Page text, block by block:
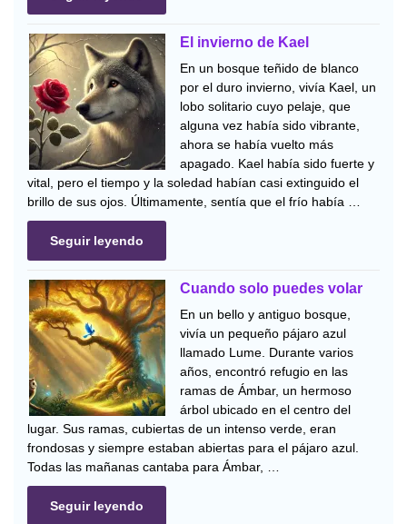
El invierno de Kael
En un bosque teñido de blanco
por el duro invierno, vivía Kael, un
lobo solitario cuyo pelaje, que
alguna vez había sido vibrante,
ahora se había vuelto más
apagado. Kael había sido fuerte y
vital, pero el tiempo y la soledad habían casi extinguido el
brillo de sus ojos. Últimamente, sentía que el frío había …
Seguir leyendo
Cuando solo puedes volar
En un bello y antiguo bosque,
vivía un pequeño pájaro azul
llamado Lume. Durante varios
años, encontró refugio en las
ramas de Ámbar, un hermoso
árbol ubicado en el centro del
lugar. Sus ramas, cubiertas de un intenso verde, eran
frondosas y siempre estaban abiertas para el pájaro azul.
Todas las mañanas cantaba para Ámbar, …
Seguir leyendo